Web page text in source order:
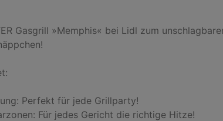
Gasgrill »Memphis« bei Lidl zum
Perfekt für jede Grillparty!
Für jedes Gericht die richtige Hitze!